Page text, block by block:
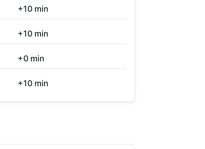
+10 min
+10 min
+0 min
+10 min